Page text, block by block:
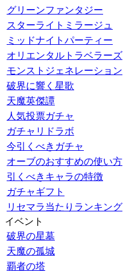
グリーンファンタジー
スターライトミラージュ
ミッドナイトパーティー
オリエンタルトラベラーズ
モンストジェネレーション
破界に響く星歌
天魔英傑譚
人気投票ガチャ
ガチャリドラボ
今引くべきガチャ
オーブのおすすめの使い方
引くべきキャラの特徴
ガチャギフト
リセマラ当たりランキング
イベント
破界の星墓
天魔の孤城
覇者の塔